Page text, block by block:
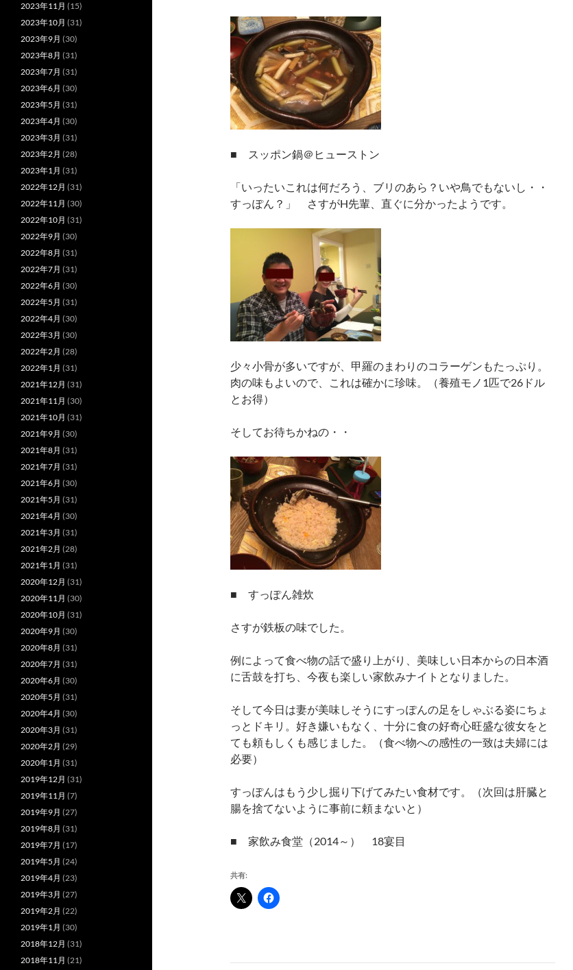
■ スッポン鍋＠ヒューストン
「いったいこれは何だろう、ブリのあら？いや鳥でもないし・・
すっぽん？」 さすがH先輩、直ぐに分かったようです。
少々小骨が多いですが、甲羅のまわりのコラーゲンもたっぷり。
肉の味もよいので、これは確かに珍味。（養殖モノ1匹で26ドル
とお得）
そしてお待ちかねの・・
■ すっぽん雑炊
さすが鉄板の味でした。
例によって食べ物の話で盛り上がり、美味しい日本からの日本酒
に舌鼓を打ち、今夜も楽しい家飲みナイトとなりました。
そして今日は妻が美味しそうにすっぽんの足をしゃぶる姿にちょ
っとドキリ。好き嫌いもなく、十分に食の好奇心旺盛な彼女をと
ても頼もしくも感じました。（食べ物への感性の一致は夫婦には
必要）
すっぽんはもう少し掘り下げてみたい食材です。（次回は肝臓と
腸を捨てないように事前に頼まないと）
■ 家飲み食堂（2014～） 18宴目
共有:
2023年11月 (15)
2023年10月 (31)
2023年9月 (30)
2023年8月 (31)
2023年7月 (31)
2023年6月 (30)
2023年5月 (31)
2023年4月 (30)
2023年3月 (31)
2023年2月 (28)
2023年1月 (31)
2022年12月 (31)
2022年11月 (30)
2022年10月 (31)
2022年9月 (30)
2022年8月 (31)
2022年7月 (31)
2022年6月 (30)
2022年5月 (31)
2022年4月 (30)
2022年3月 (30)
2022年2月 (28)
2022年1月 (31)
2021年12月 (31)
2021年11月 (30)
2021年10月 (31)
2021年9月 (30)
2021年8月 (31)
2021年7月 (31)
2021年6月 (30)
2021年5月 (31)
2021年4月 (30)
2021年3月 (31)
2021年2月 (28)
2021年1月 (31)
2020年12月 (31)
2020年11月 (30)
2020年10月 (31)
2020年9月 (30)
2020年8月 (31)
2020年7月 (31)
2020年6月 (30)
2020年5月 (31)
2020年4月 (30)
2020年3月 (31)
2020年2月 (29)
2020年1月 (31)
2019年12月 (31)
2019年11月 (7)
2019年9月 (27)
2019年8月 (31)
2019年7月 (17)
2019年5月 (24)
2019年4月 (23)
2019年3月 (27)
2019年2月 (22)
2019年1月 (30)
2018年12月 (31)
2018年11月 (21)